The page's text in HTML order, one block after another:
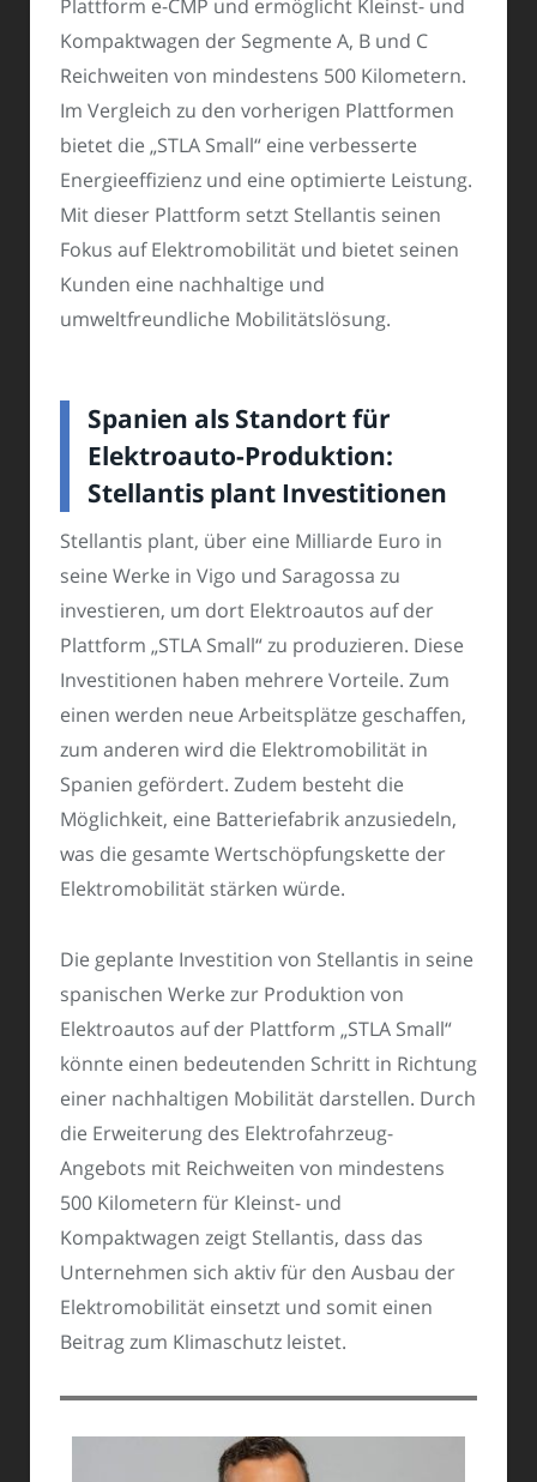
Plattform e-CMP und ermöglicht Kleinst- und
Kompaktwagen der Segmente A, B und C
Reichweiten von mindestens 500 Kilometern.
Im Vergleich zu den vorherigen Plattformen
bietet die „STLA Small“ eine verbesserte
Energieeffizienz und eine optimierte Leistung.
Mit dieser Plattform setzt Stellantis seinen
Fokus auf Elektromobilität und bietet seinen
Kunden eine nachhaltige und
umweltfreundliche Mobilitätslösung.
Spanien als Standort für
Elektroauto-Produktion:
Stellantis plant Investitionen
Stellantis plant, über eine Milliarde Euro in
seine Werke in Vigo und Saragossa zu
investieren, um dort Elektroautos auf der
Plattform „STLA Small“ zu produzieren. Diese
Investitionen haben mehrere Vorteile. Zum
einen werden neue Arbeitsplätze geschaffen,
zum anderen wird die Elektromobilität in
Spanien gefördert. Zudem besteht die
Möglichkeit, eine Batteriefabrik anzusiedeln,
was die gesamte Wertschöpfungskette der
Elektromobilität stärken würde.
Die geplante Investition von Stellantis in seine
spanischen Werke zur Produktion von
Elektroautos auf der Plattform „STLA Small“
könnte einen bedeutenden Schritt in Richtung
einer nachhaltigen Mobilität darstellen. Durch
die Erweiterung des Elektrofahrzeug-
Angebots mit Reichweiten von mindestens
500 Kilometern für Kleinst- und
Kompaktwagen zeigt Stellantis, dass das
Unternehmen sich aktiv für den Ausbau der
Elektromobilität einsetzt und somit einen
Beitrag zum Klimaschutz leistet.